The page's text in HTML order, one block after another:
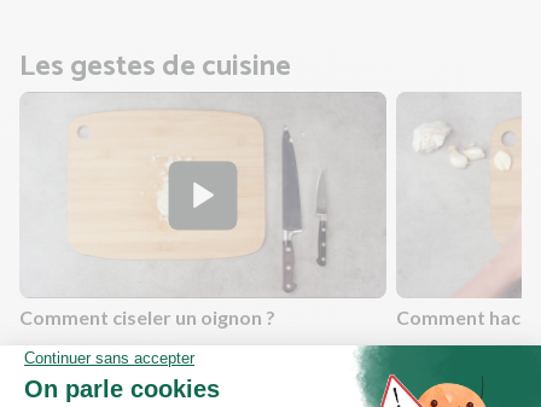
Les gestes de cuisine
Comment ciseler un oignon ? Comment